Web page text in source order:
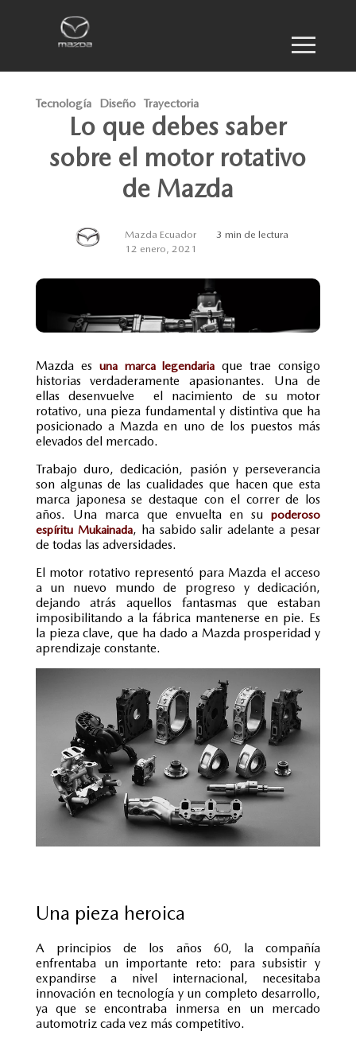
Tecnología Diseño Trayectoria
Lo que debes saber
sobre el motor rotativo
de Mazda
Mazda Ecuador
12 enero, 2021
3 min de lectura
Mazda es una marca legendaria que trae consigo
historias verdaderamente apasionantes. Una de
ellas desenvuelve el nacimiento de su motor
rotativo, una pieza fundamental y distintiva que ha
posicionado a Mazda en uno de los puestos más
elevados del mercado.
Trabajo duro, dedicación, pasión y perseverancia
son algunas de las cualidades que hacen que esta
marca japonesa se destaque con el correr de los
años. Una marca que envuelta en supoderoso
espíritu Mukainada, ha sabido salir adelante a pesar
de todas las adversidades.
El motor rotativo representó para Mazda el acceso
a un nuevo mundo de progreso y dedicación,
dejando atrás aquellos fantasmas que estaban
imposibilitando a la fábrica mantenerse en pie. Es
la pieza clave, que ha dado a Mazda prosperidad y
aprendizaje constante.
Una pieza heroica
A principios de los años 60, la compañía
enfrentaba un importante reto: para subsistir y
expandirse a nivel internacional, necesitaba
innovación en tecnología y un completo desarrollo,
ya que se encontraba inmersa en un mercado
automotriz cada vez más competitivo.